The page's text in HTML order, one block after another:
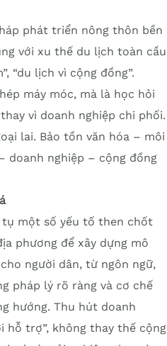
phát triển nông thôn bền
với xu thế du lịch toàn cầu
“du lịch vì cộng đồng”.
máy móc, mà là học hỏi
vì doanh nghiệp chi phối.
lai. Bảo tồn văn hóa – môi
doanh nghiệp – cộng đồng
tụ một số yếu tố then chốt
phương để xây dựng mô
người dân, từ ngôn ngữ,
pháp lý rõ ràng và cơ chế
hướng. Thu hút doanh
hỗ trợ”, không thay thế cộng